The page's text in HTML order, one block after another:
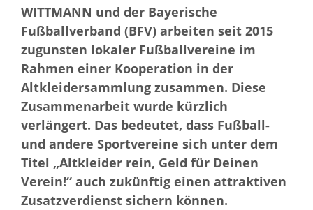
WITTMANN und der Bayerische
Fußballverband (BFV) arbeiten seit 2015
zugunsten lokaler Fußballvereine im
Rahmen einer Kooperation in der
Altkleidersammlung zusammen. Diese
Zusammenarbeit wurde kürzlich
verlängert. Das bedeutet, dass Fußball-
und andere Sportvereine sich unter dem
Titel „Altkleider rein, Geld für Deinen
Verein!“ auch zukünftig einen attraktiven
Zusatzverdienst sichern können.